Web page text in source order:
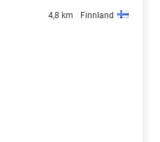
4,8 km Finnland